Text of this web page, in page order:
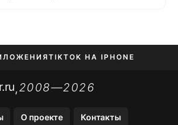
TIKTOK НА IPHONE
STORE
,2008—2026
О проекте Контакты